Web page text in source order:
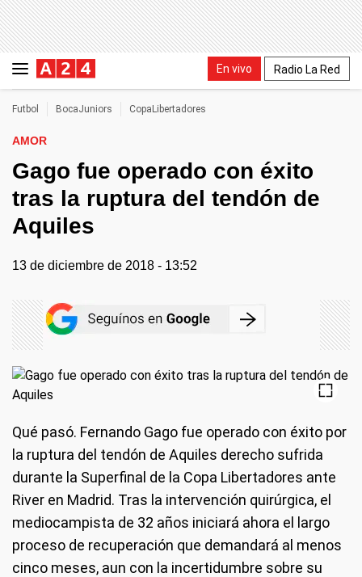
En vivo Radio La Red
Futbol BocaJuniors CopaLibertadores
AMOR
Gago fue operado con éxito
tras la ruptura del tendón de
Aquiles
13 de diciembre de 2018 - 13:52
Qué pasó. Fernando Gago fue operado con éxito por
la ruptura del tendón de Aquiles derecho sufrida
durante la Superfinal de la Copa Libertadores ante
River en Madrid. Tras la intervención quirúrgica, el
mediocampista de 32 años iniciará ahora el largo
proceso de recuperación que demandará al menos
cinco meses, aun con la incertidumbre sobre su